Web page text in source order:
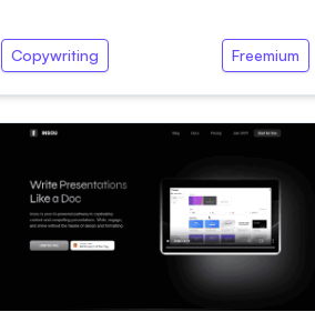
Copywriting Freemium